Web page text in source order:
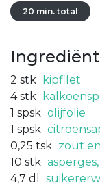
20 min. total
2 stk
kipfilet
4 stk
1 spsk olijfolie
1 spsk
0,25 tsk zout
10 stk
4,7 dl